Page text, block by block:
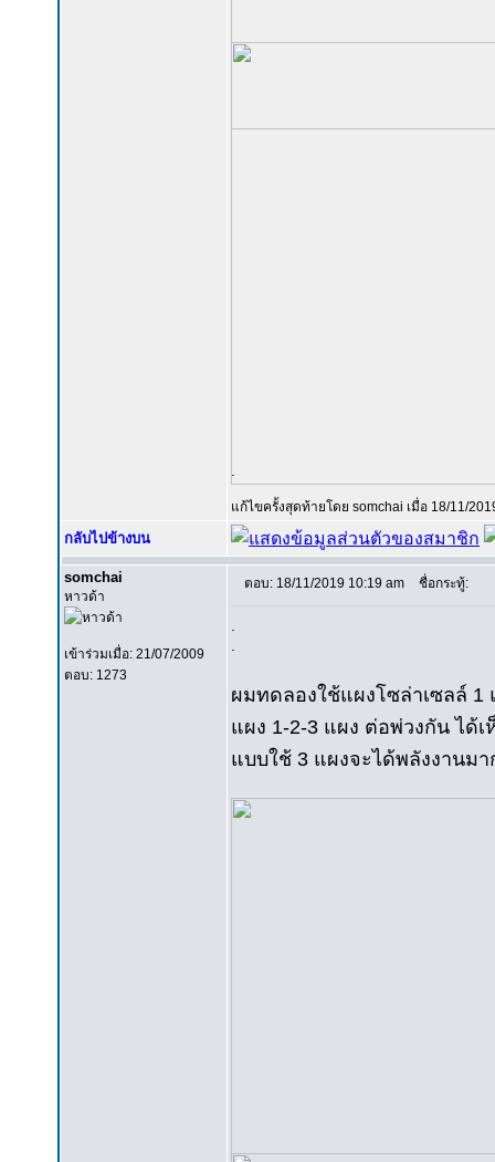
แก้ไขครั้งสุดท้ายโดย somchai เมื่อ 18/11/
กลับไปข้างบน
somchai
หาวด้า
เข้าร่วมเมื่อ: 21/07/2009
ตอบ: 1273
ตอบ: 18/11/2019 10:19 am ชื่อกระทู้:
ผมทดลองใช้แผงโซล่าเซลล์
แผง 1-2-3 แผง ต่อพ่วงกัน ได้
แบบใช้ 3 แผงจะได้พลังงานม